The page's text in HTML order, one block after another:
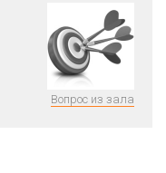
Вопрос из зала